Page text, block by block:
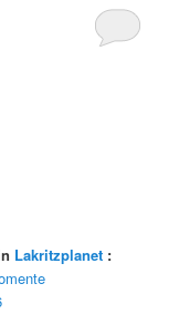
Lakritzplanet :